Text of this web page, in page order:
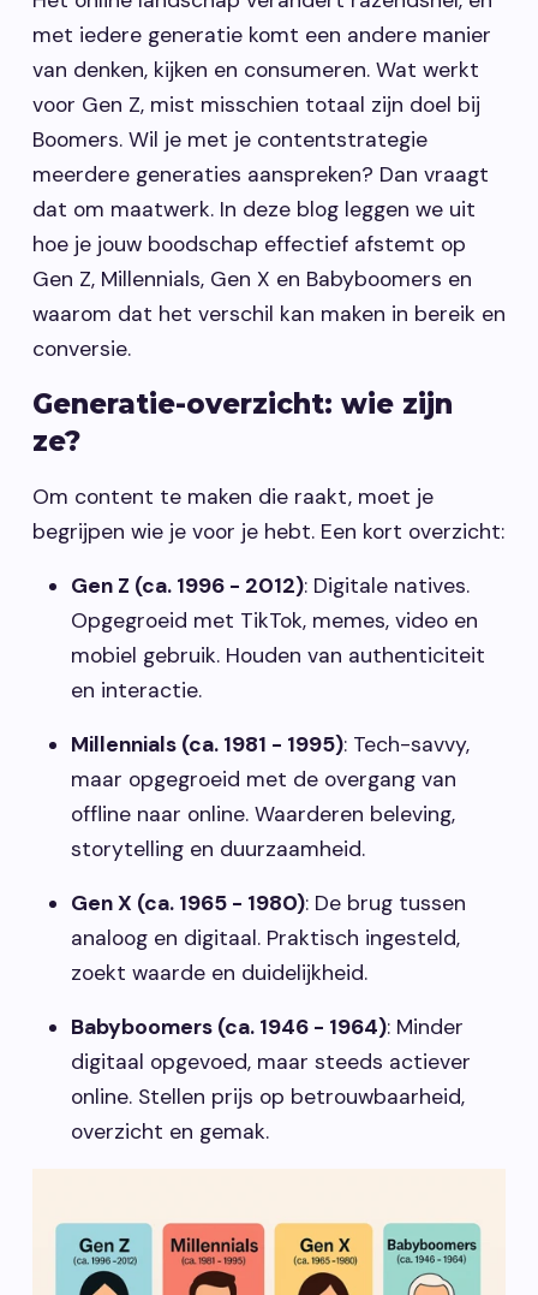
met iedere generatie komt een andere manier
van denken, kijken en consumeren. Wat werkt
voor Gen Z, mist misschien totaal zijn doel bij
Boomers. Wil je met je contentstrategie
meerdere generaties aanspreken? Dan vraagt
dat om maatwerk. In deze blog leggen we uit
hoe je jouw boodschap effectief afstemt op
Gen Z, Millennials, Gen X en Babyboomers en
waarom dat het verschil kan maken in bereik en
conversie.
Generatie-overzicht: wie zijn
ze?
Om content te maken die raakt, moet je
begrijpen wie je voor je hebt. Een kort overzicht:
Gen Z (ca. 1996 - 2012): Digitale natives.
Opgegroeid met TikTok, memes, video en
mobiel gebruik. Houden van authenticiteit
en interactie.
Millennials (ca. 1981 - 1995): Tech-savvy,
maar opgegroeid met de overgang van
offline naar online. Waarderen beleving,
storytelling en duurzaamheid.
Gen X (ca. 1965 - 1980): De brug tussen
analoog en digitaal. Praktisch ingesteld,
zoekt waarde en duidelijkheid.
Babyboomers (ca. 1946 - 1964): Minder
digitaal opgevoed, maar steeds actiever
online. Stellen prijs op betrouwbaarheid,
overzicht en gemak.